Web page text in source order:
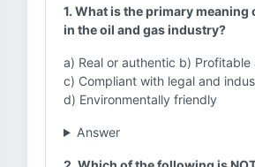
1. What is the primary meaning
in the oil and gas industry?
a) Real or authentic b)
c) Compliant with legal and
d) Environmentally friendly
Answer